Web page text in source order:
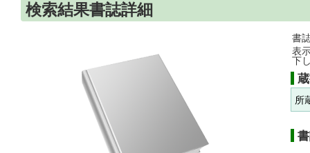
検索結果書誌詳細
書
表
下
所